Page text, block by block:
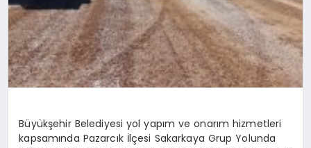
Büyükşehir Belediyesi yol yapım ve onarım hizmetleri
kapsamında Pazarcık İlçesi Sakarkaya Grup Yolunda